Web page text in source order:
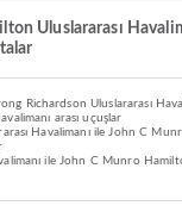
Uluslararası
Richardson Uluslararası
arası uçuşlar
Havalimanı ile John C
ile John C Munro